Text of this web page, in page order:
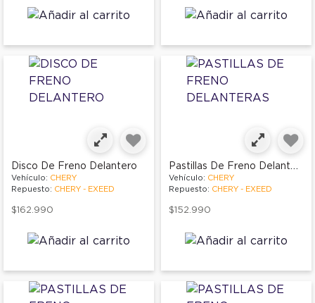
Disco De Freno Delantero
Vehículo: CHERY
Repuesto: CHERY - EXEED
$162.990
Pastillas De Freno Delanteras
Vehículo: CHERY
Repuesto: CHERY - EXEED
$152.990